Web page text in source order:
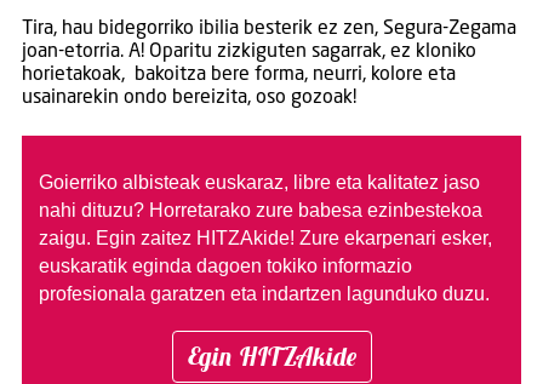
Tira, hau bidegorriko ibilia besterik ez zen, Segura-Zegama
joan-etorria. A! Oparitu zizkiguten sagarrak, ez kloniko
horietakoak, bakoitza bere forma, neurri, kolore eta
usainarekin ondo bereizita, oso gozoak!
Goierriko albisteak euskaraz, libre eta kalitatez jaso
nahi dituzu? Horretarako zure babesa ezinbestekoa
zaigu. Egin zaitez HITZAkide! Zure ekarpenari esker,
euskaratik eginda dagoen tokiko informazio
profesionala garatzen eta indartzen lagunduko duzu.
Egin HITZAkide